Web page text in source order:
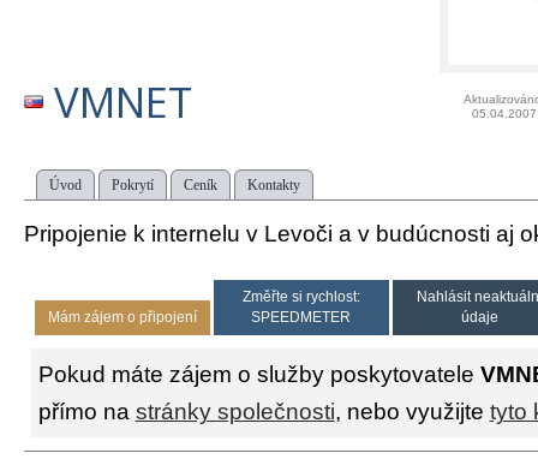
VMNET
05.04.2007
Úvod Pokrytí Ceník Kontakty
Pripojenie k internelu v Levoči a v budúcnosti aj
Mám zájem o připojení
Změřte si rychlost:
SPEEDMETER
Nahlásit
údaje
Pokud máte zájem o služby poskytovatele
přímo na stránky společnosti, nebo využijte tyto